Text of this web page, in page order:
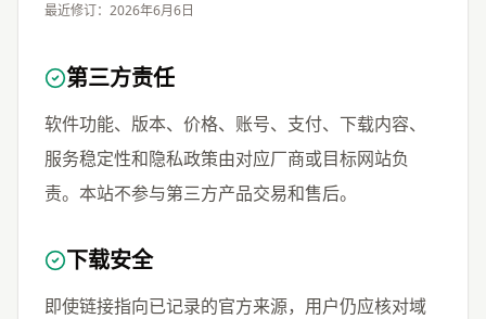
最近修订：2026年6月6日
第三方责任
软件功能、版本、价格、账号、支付、下载内容、
服务稳定性和隐私政策由对应厂商或目标网站负
责。本站不参与第三方产品交易和售后。
下载安全
即使链接指向已记录的官方来源，用户仍应核对域